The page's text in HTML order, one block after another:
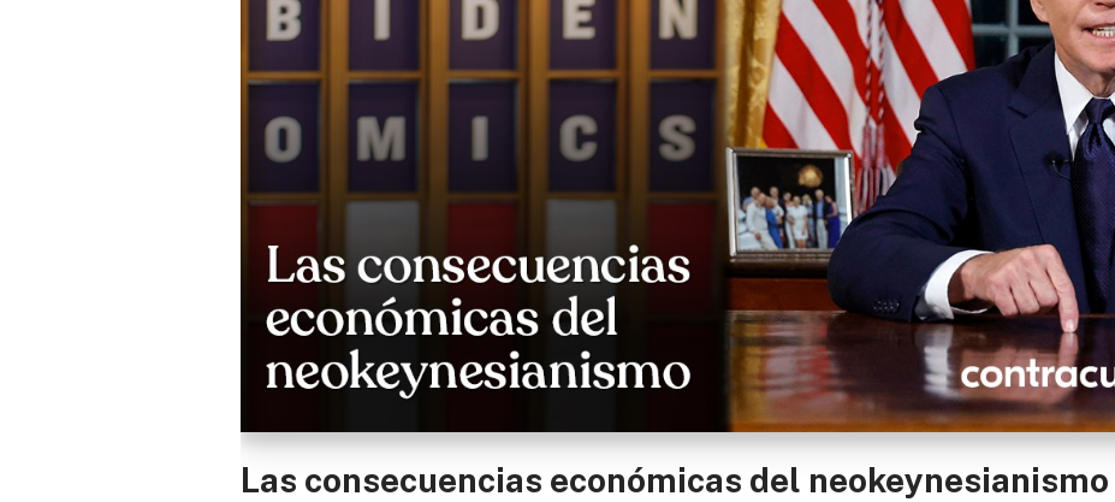
Las consecuencias económicas del neokeynesianismo